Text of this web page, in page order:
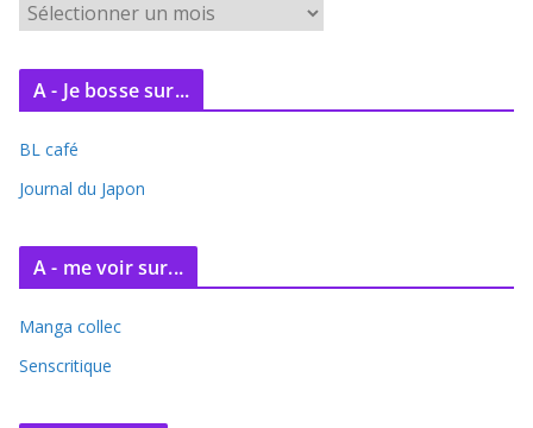
c
v
e
A - Je bosse sur...
BL café
Journal du Japon
A - me voir sur...
Manga collec
Senscritique